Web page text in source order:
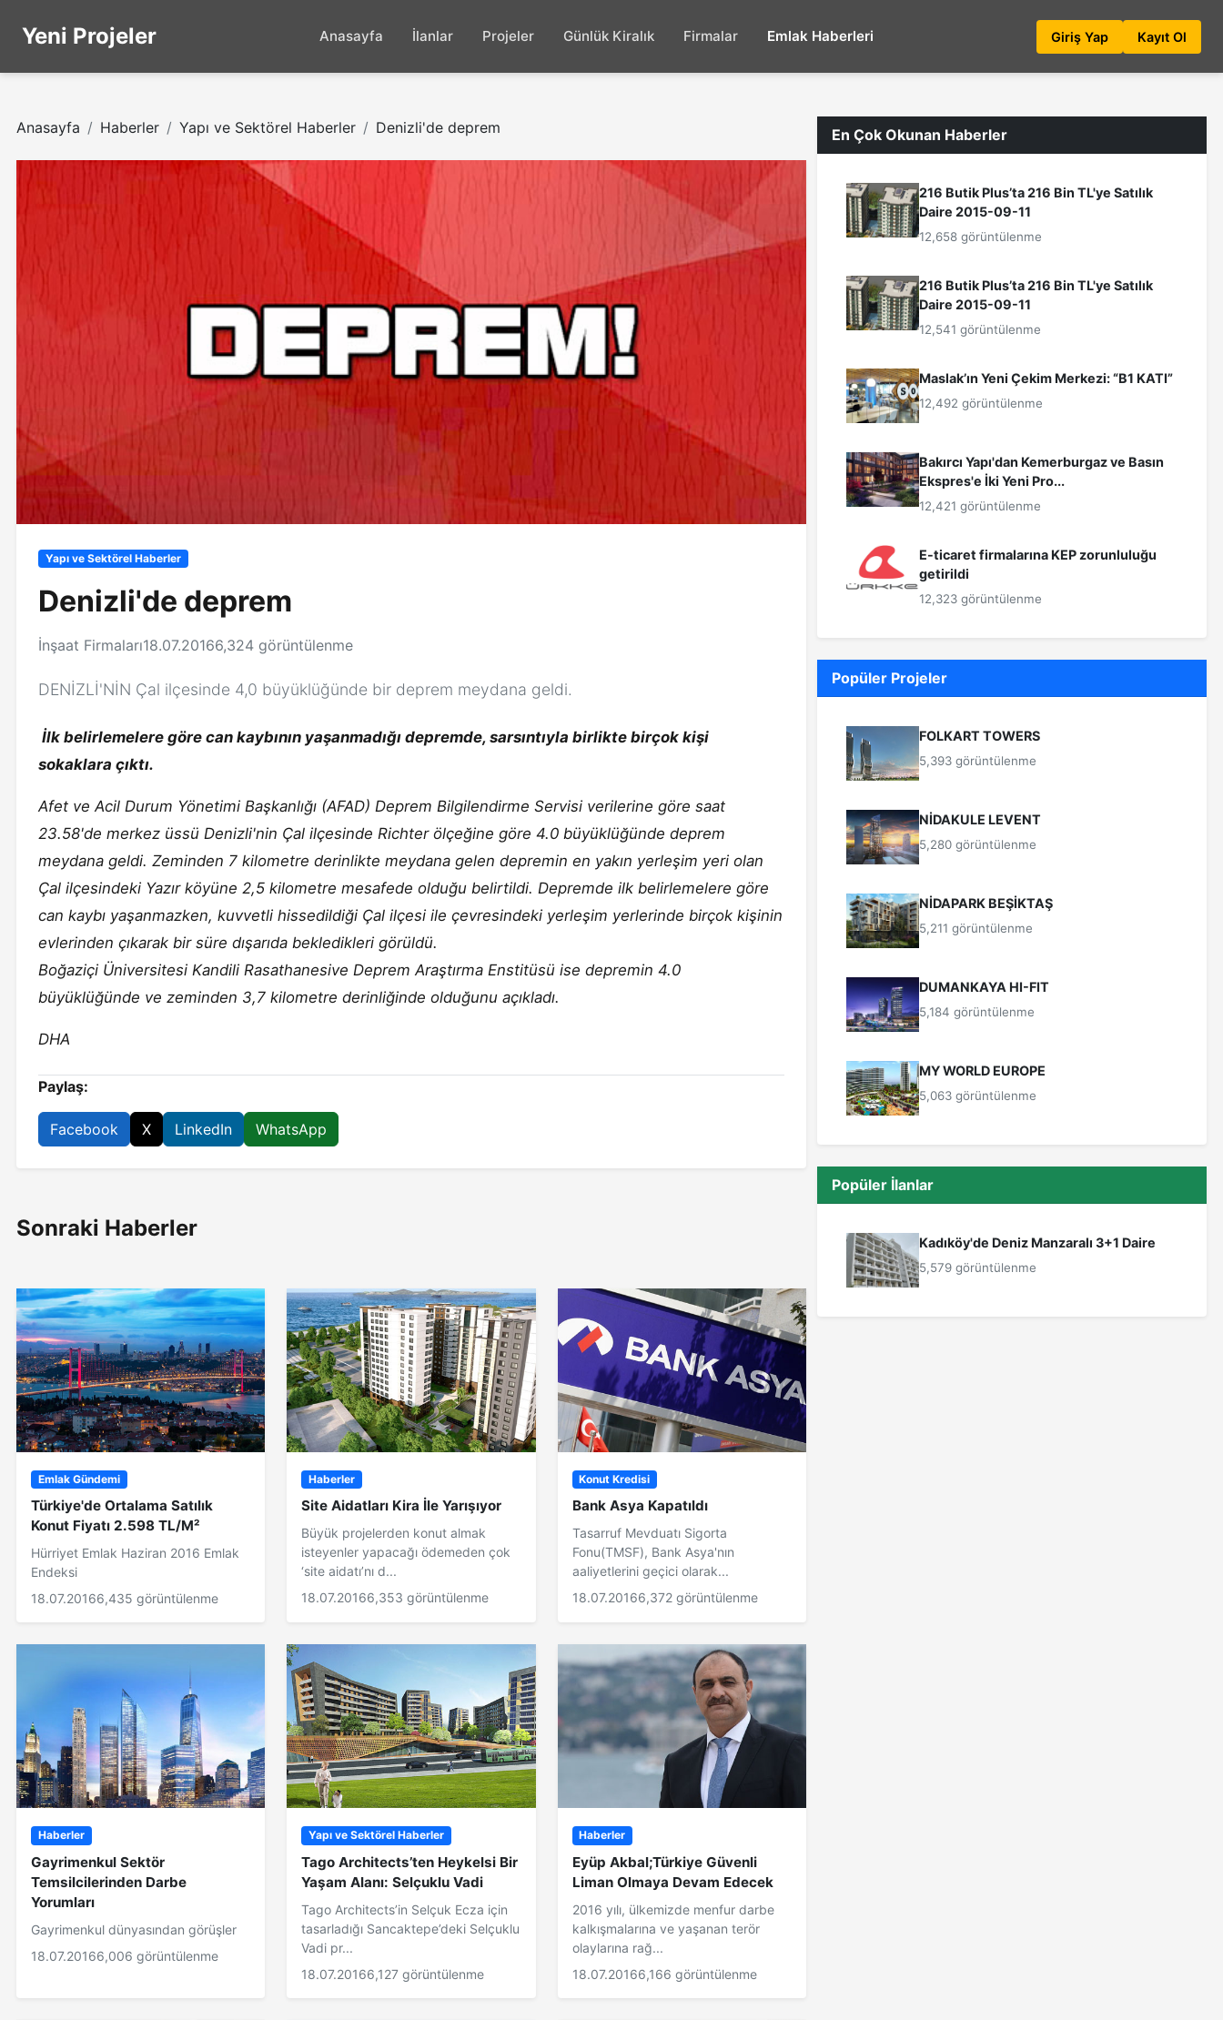
Yeni Projeler Anasayfa İlanlar Projeler Günlük Kiralık Firmalar Emlak Haberleri Giriş Yap Kayıt Ol
Anasayfa Haberler Yapı ve Sektörel Haberler Denizli'de deprem
Yapı ve Sektörel Haberler
Denizli'de deprem
İnşaat Firmaları18.07.20166,324 görüntülenme
DENİZLİ'NİN Çal ilçesinde 4,0 büyüklüğünde bir deprem meydana geldi.
İlk belirlemelere göre can kaybının yaşanmadığı depremde, sarsıntıyla birlikte birçok kişi
sokaklara çıktı.
Afet ve Acil Durum Yönetimi Başkanlığı (AFAD) Deprem Bilgilendirme Servisi verilerine göre saat
23.58'de merkez üssü Denizli'nin Çal ilçesinde Richter ölçeğine göre 4.0 büyüklüğünde deprem
meydana geldi. Zeminden 7 kilometre derinlikte meydana gelen depremin en yakın yerleşim yeri olan
Çal ilçesindeki Yazır köyüne 2,5 kilometre mesafede olduğu belirtildi. Depremde ilk belirlemelere göre
can kaybı yaşanmazken, kuvvetli hissedildiği Çal ilçesi ile çevresindeki yerleşim yerlerinde birçok kişinin
evlerinden çıkarak bir süre dışarıda bekledikleri görüldü.
Boğaziçi Üniversitesi Kandili Rasathanesive Deprem Araştırma Enstitüsü ise depremin 4.0
büyüklüğünde ve zeminden 3,7 kilometre derinliğinde olduğunu açıkladı.
DHA
Paylaş:
Facebook X LinkedIn WhatsApp
Sonraki Haberler
Emlak Gündemi
Türkiye'de Ortalama Satılık
Konut Fiyatı 2.598 TL/M²
Hürriyet Emlak Haziran 2016 Emlak
Endeksi
18.07.20166,435 görüntülenme
Haberler
Site Aidatları Kira İle Yarışıyor
Büyük projelerden konut almak
isteyenler yapacağı ödemeden çok
‘site aidatı’nı d...
18.07.20166,353 görüntülenme
Konut Kredisi
Bank Asya Kapatıldı
Tasarruf Mevduatı Sigorta
Fonu(TMSF), Bank Asya'nın
aaliyetlerini geçici olarak...
18.07.20166,372 görüntülenme
Haberler
Gayrimenkul Sektör
Temsilcilerinden Darbe
Yorumları
Gayrimenkul dünyasından görüşler
18.07.20166,006 görüntülenme
Yapı ve Sektörel Haberler
Tago Architects’ten Heykelsi Bir
Yaşam Alanı: Selçuklu Vadi
Tago Architects’in Selçuk Ecza için
tasarladığı Sancaktepe’deki Selçuklu
Vadi pr...
18.07.20166,127 görüntülenme
Haberler
Eyüp Akbal;Türkiye Güvenli
Liman Olmaya Devam Edecek
2016 yılı, ülkemizde menfur darbe
kalkışmalarına ve yaşanan terör
olaylarına rağ...
18.07.20166,166 görüntülenme
En Çok Okunan Haberler
216 Butik Plus’ta 216 Bin TL'ye Satılık
Daire 2015-09-11
12,658 görüntülenme
216 Butik Plus’ta 216 Bin TL'ye Satılık
Daire 2015-09-11
12,541 görüntülenme
Maslak’ın Yeni Çekim Merkezi: “B1 KATI”
12,492 görüntülenme
Bakırcı Yapı'dan Kemerburgaz ve Basın
Ekspres'e İki Yeni Pro...
12,421 görüntülenme
E-ticaret firmalarına KEP zorunluluğu
getirildi
12,323 görüntülenme
Popüler Projeler
FOLKART TOWERS
5,393 görüntülenme
NİDAKULE LEVENT
5,280 görüntülenme
NİDAPARK BEŞİKTAŞ
5,211 görüntülenme
DUMANKAYA HI-FIT
5,184 görüntülenme
MY WORLD EUROPE
5,063 görüntülenme
Popüler İlanlar
Kadıköy'de Deniz Manzaralı 3+1 Daire
5,579 görüntülenme